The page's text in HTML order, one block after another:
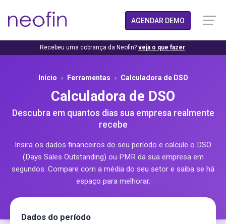
AGENDAR DEMO
Recebeu uma cobrança da Neofin? veja o que fazer.
Início Ferramentas Calculadora de DSO
Calculadora de DSO
Descubra em quantos dias sua empresa realmente
recebe
Insira os dados financeiros do seu período e calcule o DSO
(Days Sales Outstanding) ou PMR da sua empresa em
segundos. Compare com a média do seu setor e saiba se há
espaço para melhorar.
Dados do período